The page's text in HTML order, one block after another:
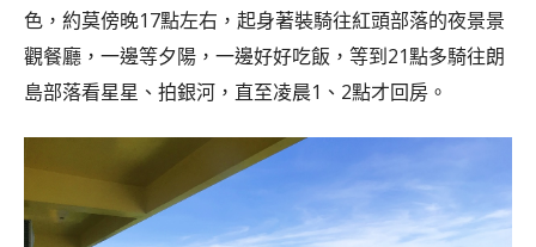
色，約莫傍晚17點左右，起身著裝騎往紅頭部落的夜景景
觀餐廳，一邊等夕陽，一邊好好吃飯，等到21點多騎往朗
島部落看星星、拍銀河，直至凌晨1、2點才回房。